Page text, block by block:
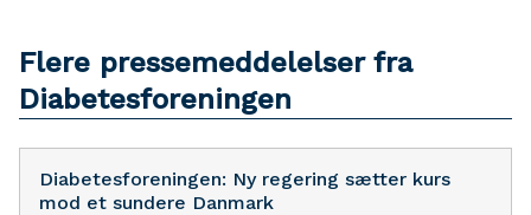
Flere pressemeddelelser fra
Diabetesforeningen
Diabetesforeningen: Ny regering sætter kurs
mod et sundere Danmark